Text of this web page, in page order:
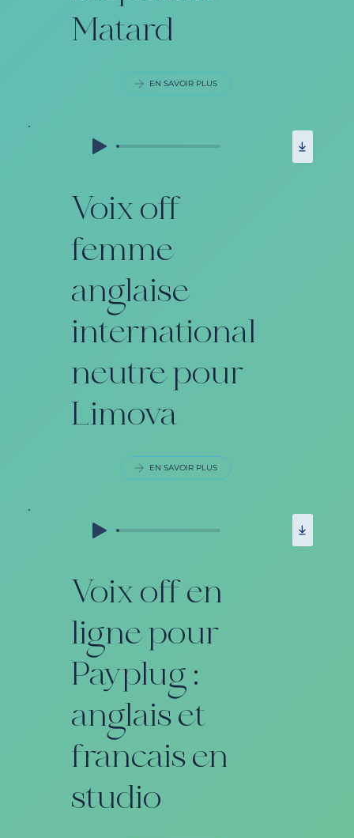
Matard
EN SAVOIR PLUS
Voix off
femme
anglaise
international
neutre pour
Limova
EN SAVOIR PLUS
Voix off en
ligne pour
Payplug :
anglais et
francais en
studio